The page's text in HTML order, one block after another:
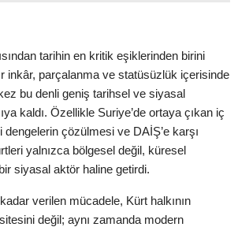
tarihin en kritik eşiklerinden birini
inkâr, parçalanma ve statüsüzlük içerisinde
bu denli geniş tarihsel ve siyasal
kaldı. Özellikle Suriye’de ortaya çıkan iç
dengelerin çözülmesi ve DAİŞ’e karşı
yalnızca bölgesel değil, küresel
siyasal aktör haline getirdi.
kadar verilen mücadele, Kürt halkının
değil; aynı zamanda modern